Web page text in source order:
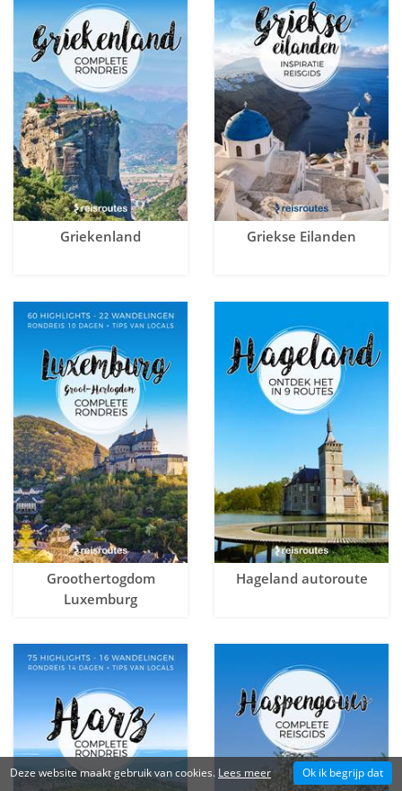
Griekenland Griekse Eilanden
Groothertogdom
Luxemburg
Hageland autoroute
Deze website maakt gebruik van cookies. Lees meer Ok ik begrijp dat